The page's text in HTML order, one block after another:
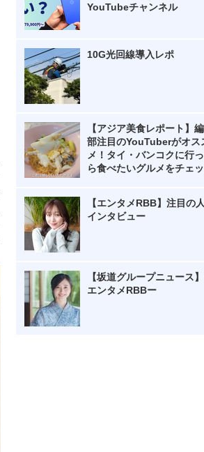
YouTubeチャンネル
10G光回線導入レポ
【アジア美食レポート】
部注目のYouTuberがオス
メ！タイ・バンコクに行
ら食べたいグルメをチェ
【エンタメRBB】注目の
インタビュー
【坂道グループニュース
エンタメRBBー